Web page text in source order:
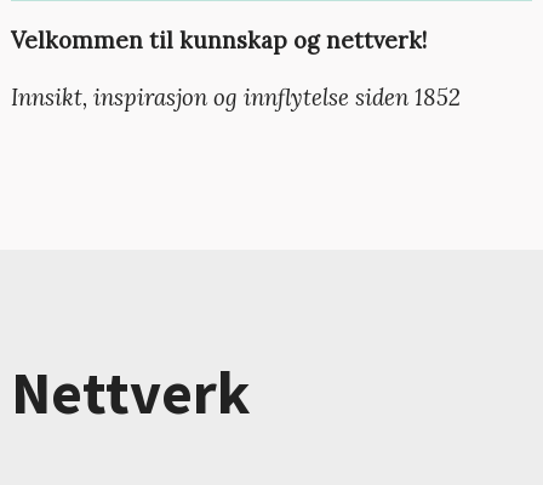
Velkommen til kunnskap og nettverk!
Innsikt, inspirasjon og innflytelse siden 1852
Nettverk